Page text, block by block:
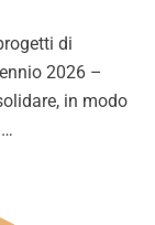
di
2026 –
in modo